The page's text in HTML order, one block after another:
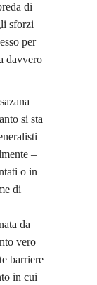
di
sforzi
per
davvero
si sta
–
o in
di
da
vero
barriere
in cui